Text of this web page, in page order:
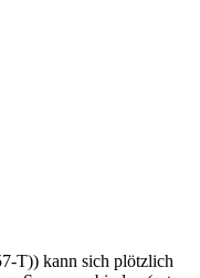
T)) kann sich plötzlich